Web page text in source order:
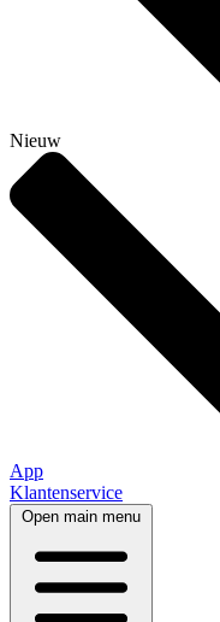
Nieuw
App
Klantenservice
Open main menu